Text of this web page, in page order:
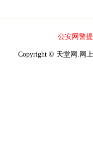
公安网警
Copyright © 天堂网.网